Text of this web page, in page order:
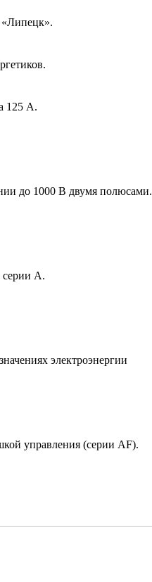
125 А.
до 1000 В двумя полюсами.
серии А.
электроэнергии
управления (серии AF).